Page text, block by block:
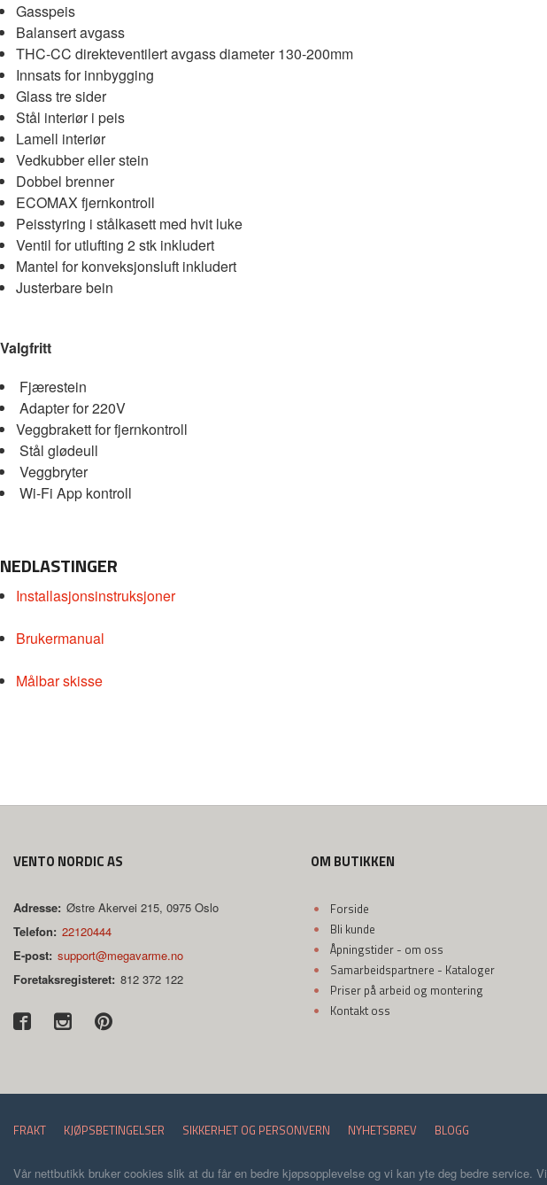
Gasspeis
Balansert avgass
THC-CC direkteventilert avgass diameter 130-200mm
Innsats for innbygging
Glass tre sider
Stål interiør i peis
Lamell interiør
Vedkubber eller stein
Dobbel brenner
ECOMAX fjernkontroll
Peisstyring i stålkasett med hvit luke
Ventil for utlufting 2 stk inkludert
Mantel for konveksjonsluft inkludert
Justerbare bein
Valgfritt
Fjærestein
Adapter for 220V
Veggbrakett for fjernkontroll
Stål glødeull
Veggbryter
Wi-Fi App kontroll
NEDLASTINGER
Installasjonsinstruksjoner
Brukermanual
Målbar skisse
VENTO NORDIC AS
Adresse: Østre Akervei 215, 0975 Oslo
Telefon: 22120444
E-post: support@megavarme.no
Foretaksregisteret: 812 372 122
OM BUTIKKEN
Forside
Bli kunde
Åpningstider - om oss
Samarbeidspartnere - Kataloger
Priser på arbeid og montering
Kontakt oss
FRAKT KJØPSBETINGELSER SIKKERHET OG PERSONVERN NYHETSBREV BLOGG
Vår nettbutikk bruker cookies slik at du får en bedre kjøpsopplevelse og vi kan yte deg bedre service. Vi